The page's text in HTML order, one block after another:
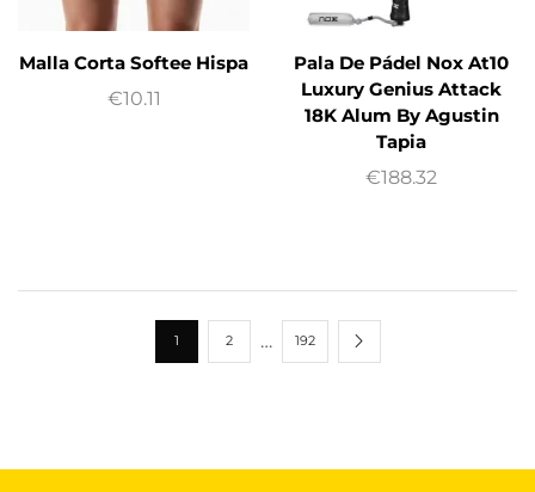
Malla Corta Softee Hispa
€10.11
Pala De Pádel Nox At10
Luxury Genius Attack
18K Alum By Agustin
Tapia
€188.32
1 2 … 192